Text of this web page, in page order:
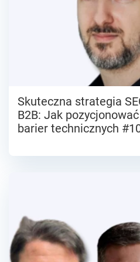
Skuteczna strategia
B2B: Jak
barier technicznych